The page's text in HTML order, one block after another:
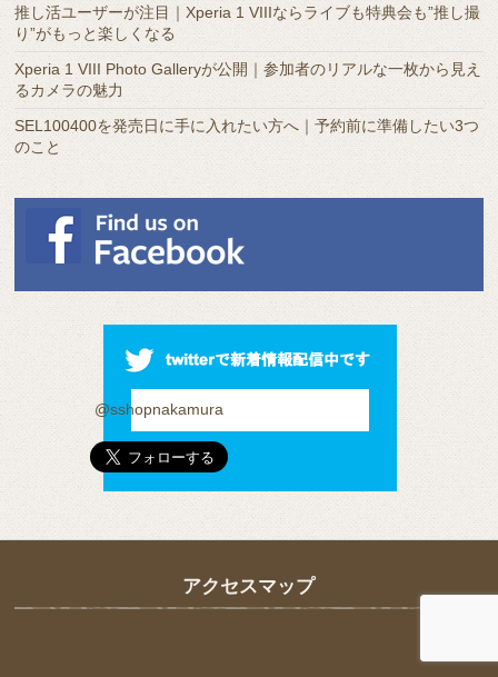
推し活ユーザーが注目｜Xperia 1 VIIIならライブも特典会も”推し撮
り”がもっと楽しくなる
Xperia 1 VIII Photo Galleryが公開｜参加者のリアルな一枚から見え
るカメラの魅力
SEL100400を発売日に手に入れたい方へ｜予約前に準備したい3つ
のこと
@sshopnakamura
アクセスマップ